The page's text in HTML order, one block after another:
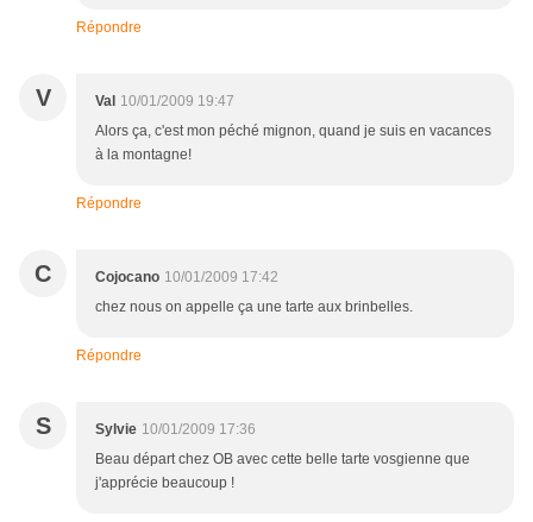
Répondre
V Val 10/01/2009 19:47
Alors ça, c'est mon péché mignon, quand je suis en vacances
à la montagne!
Répondre
C Cojocano 10/01/2009 17:42
chez nous on appelle ça une tarte aux brinbelles.
Répondre
S Sylvie 10/01/2009 17:36
Beau départ chez OB avec cette belle tarte vosgienne que
j'apprécie beaucoup !